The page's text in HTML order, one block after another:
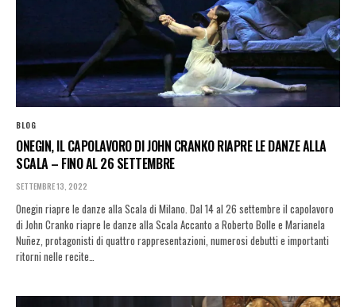
BLOG
ONEGIN, IL CAPOLAVORO DI JOHN CRANKO RIAPRE LE DANZE ALLA
SCALA – FINO AL 26 SETTEMBRE
SETTEMBRE 13, 2022
Onegin riapre le danze alla Scala di Milano. Dal 14 al 26 settembre il capolavoro
di John Cranko riapre le danze alla Scala Accanto a Roberto Bolle e Marianela
Nuñez, protagonisti di quattro rappresentazioni, numerosi debutti e importanti
ritorni nelle recite…